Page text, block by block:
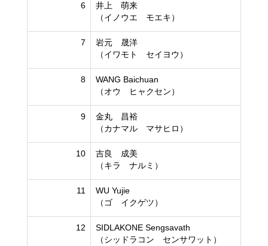
6
井上 萌来
（イノウエ モエキ）
7
岩元 晟洋
（イワモト セイヨウ）
8
WANG Baichuan
（オウ ヒャクセン）
9
金丸 昌裕
（カナマル マサヒロ）
10
吉良 成美
（キラ ナルミ）
11
WU Yujie
（ゴ イクゲツ）
12
SIDLAKONE Sengsavath
（シッドラコン センサワット）